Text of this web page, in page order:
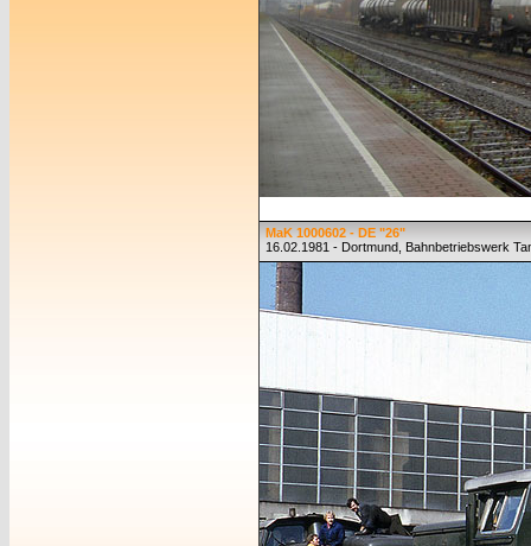
MaK 1000602 - DE "26"
16.02.1981 - Dortmund, Bahnbetriebswerk